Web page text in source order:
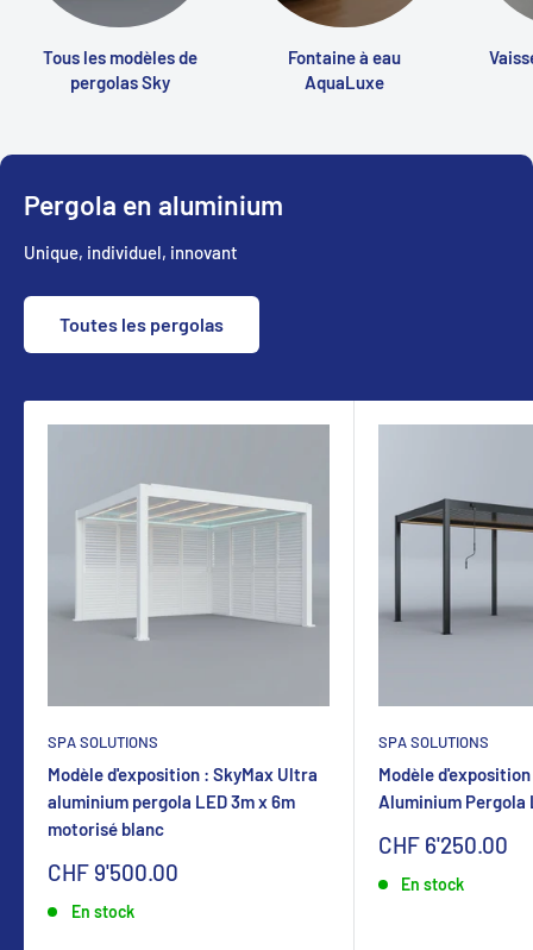
Tous les modèles de
pergolas Sky
Fontaine à eau
AquaLuxe
Pergola en aluminium
Unique, individuel, innovant
Toutes les pergolas
SPA SOLUTIONS
Modèle d'exposition : SkyMax Ultra
aluminium pergola LED 3m x 6m
motorisé blanc
Sonderpreis
CHF 9'500.00
En stock
SPA SOLUTIONS
Modèle
Aluminium Pergola
Sonderpreis
CHF 6'250.00
En stock